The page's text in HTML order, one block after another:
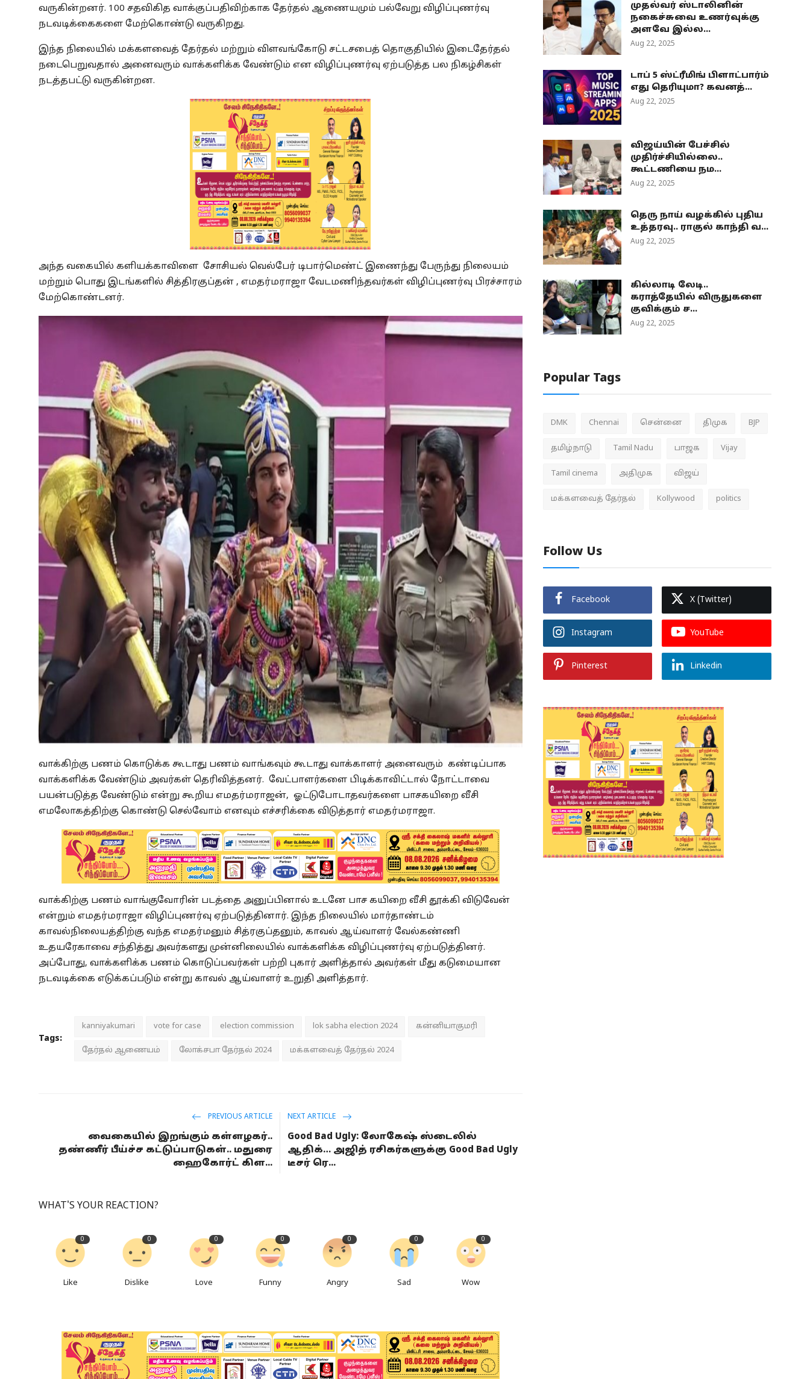
வருகின்றனர். 100 சதவிகித வாக்குப்பதிவிற்காக தேர்தல் ஆணையமும் பல்வேறு விழிப்புணர்வு
நடவடிக்கைகளை மேற்கொண்டு வருகிறது.
இந்த நிலையில் மக்களவைத் தேர்தல் மற்றும் விளவங்கோடு சட்டசபைத் தொகுதியில் இடைதேர்தல்
நடைபெறுவதால் அனைவரும் வாக்களிக்க வேண்டும் என விழிப்புணர்வு ஏற்படுத்த பல நிகழ்சிகள்
நடத்தபட்டு வருகின்றன.
அந்த வகையில் களியக்காவிளை சோசியல் வெல்பேர் டிபார்மெண்ட் இணைந்து பேருந்து நிலையம்
மற்றும் பொது இடங்களில் சித்திரகுப்தன் , எமதர்மராஜா வேடமணிந்தவர்கள் விழிப்புணர்வு பிரச்சாரம்
மேற்கொண்டனர்.
வாக்கிற்கு பணம் கொடுக்க கூடாது பணம் வாங்கவும் கூடாது வாக்காளர் அனைவரும் கண்டிப்பாக
வாக்களிக்க வேண்டும் அவர்கள் தெரிவித்தனர். வேட்பாளர்களை பிடிக்காவிட்டால் நோட்டாவை
பயன்படுத்த வேண்டும் என்று கூறிய எமதர்மராஜன், ஓட்டுபோடாதவர்களை பாசகயிறை வீசி
எமலோகத்திற்கு கொண்டு செல்வோம் எனவும் எச்சரிக்கை விடுத்தார் எமதர்மராஜா.
வாக்கிற்கு பணம் வாங்குவோரின் படத்தை அனுப்பினால் உடனே பாச கயிறை வீசி தூக்கி விடுவேன்
என்றும் எமதர்மராஜா விழிப்புணர்வு ஏற்படுத்தினார். இந்த நிலையில் மார்தாண்டம்
காவல்நிலையத்திற்கு வந்த எமதர்மனும் சித்ரகுப்தனும், காவல் ஆய்வாளர் வேல்கண்ணி
உதயரேகாவை சந்தித்து அவர்களது முன்னிலையில் வாக்களிக்க விழிப்புணர்வு ஏற்படுத்தினர்.
அப்போது, வாக்களிக்க பணம் கொடுப்பவர்கள் பற்றி புகார் அளித்தால் அவர்கள் மீது கடுமையான
நடவடிக்கை எடுக்கப்படும் என்று காவல் ஆய்வாளர் உறுதி அளித்தார்.
Tags:
kanniyakumari vote for case election commission lok sabha election 2024 கன்னியாகுமரி
தேர்தல் ஆணையம் லோக்சபா தேர்தல் 2024 மக்களவைத் தேர்தல் 2024
PREVIOUS ARTICLE
வைகையில் இறங்கும் கள்ளழகர்..
தண்ணீர் பீய்ச்ச கட்டுப்பாடுகள்.. மதுரை
ஹைகோர்ட் கிள...
NEXT ARTICLE
Good Bad Ugly: லோகேஷ் ஸ்டைலில்
ஆதிக்… அஜித் ரசிகர்களுக்கு Good Bad Ugly
டீசர் ரெ...
WHAT'S YOUR REACTION?
0
Like
0
Dislike
0
Love
0
Funny
0
Angry
0
Sad
0
Wow
முதல்வர் ஸ்டாலினின்
நகைச்சுவை உணர்வுக்கு
அளவே இல்ல...
Aug 22, 2025
டாப் 5 ஸ்ட்ரீமிங் பிளாட்பார்ம்
எது தெரியுமா? கவனத்...
Aug 22, 2025
விஜய்யின் பேச்சில்
முதிர்ச்சியில்லை..
கூட்டணியை நம...
Aug 22, 2025
தெரு நாய் வழக்கில் புதிய
உத்தரவு.. ராகுல் காந்தி வ...
Aug 22, 2025
கில்லாடி லேடி..
கராத்தேயில் விருதுகளை
குவிக்கும் ச...
Aug 22, 2025
Popular Tags
DMK Chennai சென்னை திமுக BJP
தமிழ்நாடு Tamil Nadu பாஜக Vijay
Tamil cinema அதிமுக விஜய்
மக்களவைத் தேர்தல் Kollywood politics
Follow Us
Facebook X (Twitter)
Instagram YouTube
Pinterest Linkedin